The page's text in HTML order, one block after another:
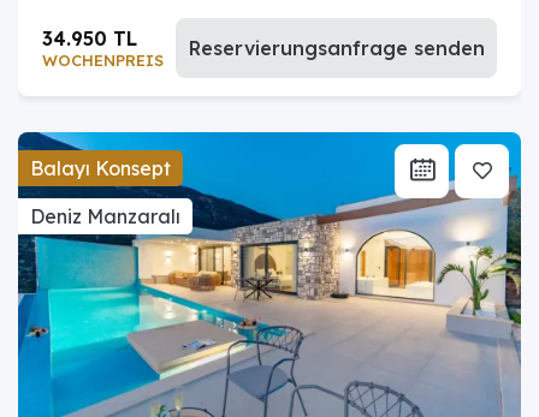
WOCHENPREIS
34.950 TL Reservierungsanfrage senden
Balayı Konsept
Deniz Manzaralı